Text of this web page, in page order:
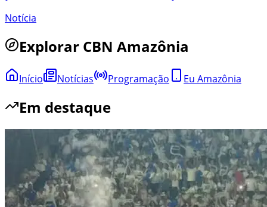
Notícia
Explorar CBN Amazônia
Início Notícias Programação Eu Amazônia
Em destaque